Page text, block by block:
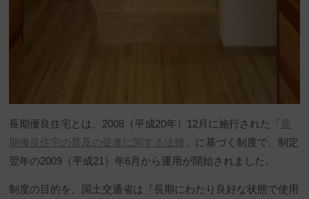
長期優良住宅とは、2008（平成20年）12月に施行された「 長
期優良住宅の普及の促進に関する法律 」に基づく制度で、制定
翌年の2009（平成21）年6月から運用が開始されました。
制度の目的を、国土交通省は『長期にわたり良好な状態で使用